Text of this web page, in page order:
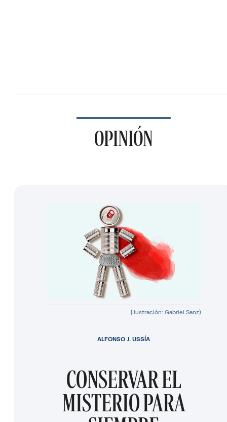
OPINIÓN
(Ilustración: Gabriel Sanz)
CONSERVAR EL
MISTERIO PARA
ALFONSO J. USSÍA